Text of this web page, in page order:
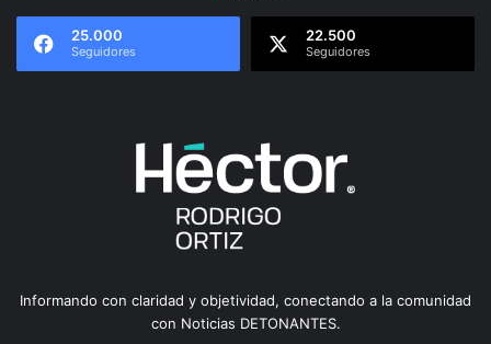
25.000
Seguidores
22.500
Seguidores
Informando con claridad y objetividad, conectando a la comunidad
con Noticias DETONANTES.